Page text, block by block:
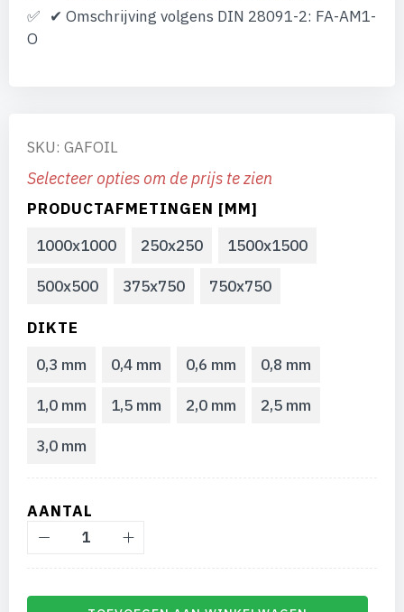
✔ Omschrijving volgens DIN 28091-2: FA-AM1-
O
SKU: GAFOIL
Selecteer opties om de prijs te zien
PRODUCTAFMETINGEN [MM]
1000x1000
250x250 1500x1500
500x500 375x750 750x750
DIKTE
0,3 mm
0,4 mm 0,6 mm 0,8 mm
1,0 mm 1,5 mm 2,0 mm 2,5 mm
3,0 mm
AANTAL